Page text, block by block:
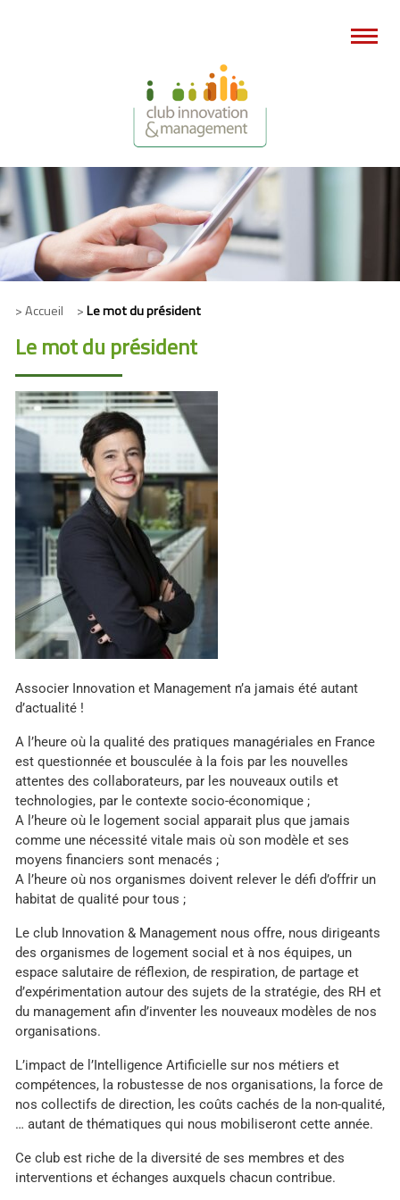
> Accueil >Le mot du président
Le mot du président
Associer Innovation et Management n’a jamais été autant
d’actualité !
A l’heure où la qualité des pratiques managériales en France
est questionnée et bousculée à la fois par les nouvelles
attentes des collaborateurs, par les nouveaux outils et
technologies, par le contexte socio-économique ;
A l’heure où le logement social apparait plus que jamais
comme une nécessité vitale mais où son modèle et ses
moyens financiers sont menacés ;
A l’heure où nos organismes doivent relever le défi d’offrir un
habitat de qualité pour tous ;
Le club Innovation & Management nous offre, nous dirigeants
des organismes de logement social et à nos équipes, un
espace salutaire de réflexion, de respiration, de partage et
d’expérimentation autour des sujets de la stratégie, des RH et
du management afin d’inventer les nouveaux modèles de nos
organisations.
L’impact de l’Intelligence Artificielle sur nos métiers et
compétences, la robustesse de nos organisations, la force de
nos collectifs de direction, les coûts cachés de la non-qualité,
… autant de thématiques qui nous mobiliseront cette année.
Ce club est riche de la diversité de ses membres et des
interventions et échanges auxquels chacun contribue.